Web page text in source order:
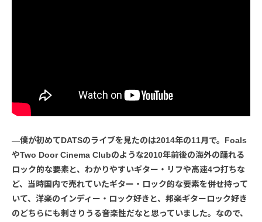
―僕が初めてDATSのライブを見たのは2014年の11月で。Foals
やTwo Door Cinema Clubのような2010年前後の海外の踊れる
ロック的な要素と、わかりやすいギター・リフや高速4つ打ちな
ど、当時国内で売れていたギター・ロック的な要素を併せ持って
いて、洋楽のインディー・ロック好きと、邦楽ギターロック好き
のどちらにも刺さりうる音楽性だなと思っていました。なので、